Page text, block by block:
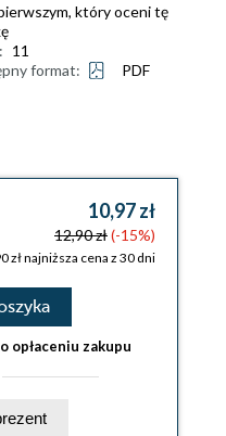
który oceni tę
11
format:
PDF
10,97 zł
12,90 zł(-15%)
zł najniższa cena z 30 dni
opłaceniu zakupu
na prezent